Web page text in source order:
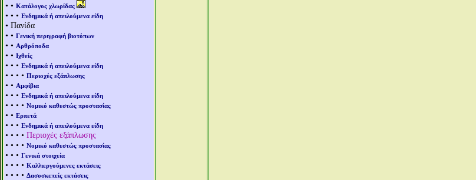
• • Κατάλογος χλωρίδας
• • • Ενδημικά ή απειλούμενα είδη
• Πανίδα
• • Γενική περιγραφή βιοτόπων
• • Αρθρόποδα
• • Ιχθείς
• • • Ενδημικά ή απειλούμενα είδη
• • • • Περιοχές εξάπλωσης
• • Αμφίβια
• • • Ενδημικά ή απειλούμενα είδη
• • • • Νομικό καθεστώς προστασίας
• • Ερπετά
• • • Ενδημικά ή απειλούμενα είδη
• • • • Περιοχές εξάπλωσης
• • • • Νομικό καθεστώς προστασίας
• • • Γενικά στοιχεία
• • • • Καλλιεργούμενες εκτάσεις
• • • • Δασοσκεπείς εκτάσεις